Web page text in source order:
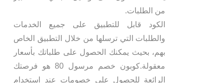
من الطلبات.
الكود قابل للتطبيق على جميع الخدمات
والطلبات التي ترسلها من خلال التطبيق الخاص
بهم، بحيث يمكنك الحصول على طلباتك بأسعار
معقولة.كوبون خصم مرسول 80 هو فرصتك
الرائعة للحصول على خصومات عند استخدام